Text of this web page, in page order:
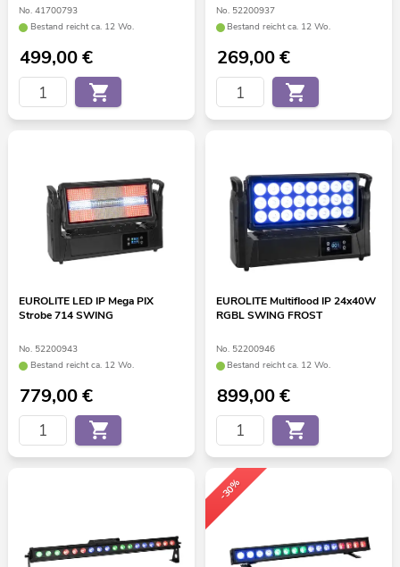
No. 41700793
Bestand reicht ca. 12 Wo.
499,00€
No. 52200937
Bestand reicht ca. 12 Wo.
269,00€
EUROLITE LED IP Mega PIX
Strobe 714 SWING
No. 52200943
Bestand reicht ca. 12 Wo.
779,00€
EUROLITE Multiflood IP 24x40W
RGBL SWING FROST
No. 52200946
Bestand reicht ca. 12 Wo.
899,00€
-30%